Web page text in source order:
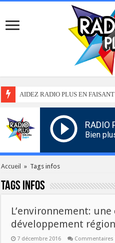
AIDEZ RADIO PLUS EN
RADIO
Bien
Accueil » Tags infos
Tags infos
L’environnement:
développement
7 décembre 2016 Commentaires